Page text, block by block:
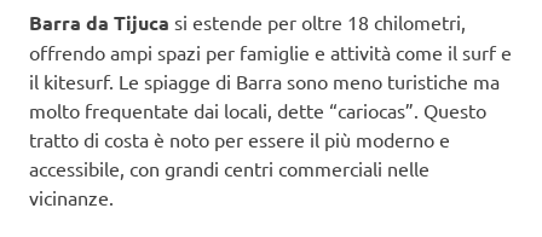
Barra da Tijuca si estende per oltre 18 chilometri,
offrendo ampi spazi per famiglie e attività come il surf e
il kitesurf. Le spiagge di Barra sono meno turistiche ma
molto frequentate dai locali, dette “cariocas”. Questo
tratto di costa è noto per essere il più moderno e
accessibile, con grandi centri commerciali nelle
vicinanze.